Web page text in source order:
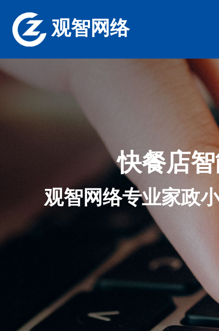
观智网络
快餐店
观智网络专业家政